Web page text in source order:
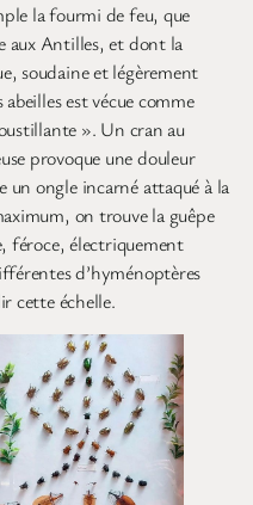
la fourmi de feu, que
aux Antilles, et dont la
soudaine et légèrement
est vécue comme
». Un cran au
provoque une douleur
un ongle incarné attaqué à la
on trouve la guêpe
féroce, électriquement
d’hyménoptères
cette échelle.